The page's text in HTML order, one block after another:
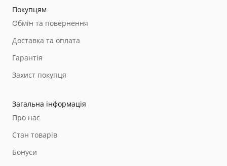
Покупцям
Обмін та повернення
Доставка та оплата
Гарантія
Захист покупця
Загальна інформація
Про нас
Стан товарів
Бонуси